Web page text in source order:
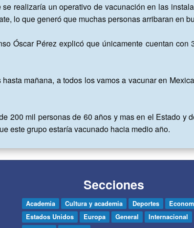
realizaría un operativo de vacunación en las
lo que generó que muchas personas arribaran en
Óscar Pérez explicó que únicamente cuentan
mañana, a todos los vamos a vacunar en
200 mil personas de 60 años y mas en el Estado y
este grupo estaría vacunado hacia medio año.
Secciones
Academia Cultura y academia Deportes
Estados Unidos
Europa General
Internacional